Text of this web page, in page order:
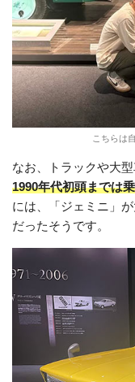
こちらは
なお、トラックや大
1990年代初頭までは
には、「ジェミニ」
だったそうです。